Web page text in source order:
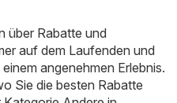
über Rabatte und
auf dem Laufenden und
angenehmen Erlebnis.
Sie die besten Rabatte